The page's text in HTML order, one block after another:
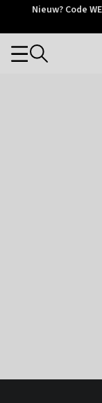
OtriumNieuw? Code
Categories